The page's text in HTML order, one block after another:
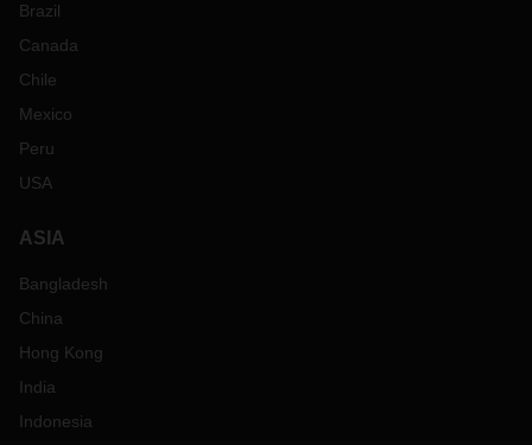
Brazil
Canada
Chile
Mexico
Peru
USA
ASIA
Bangladesh
China
Hong Kong
India
Indonesia